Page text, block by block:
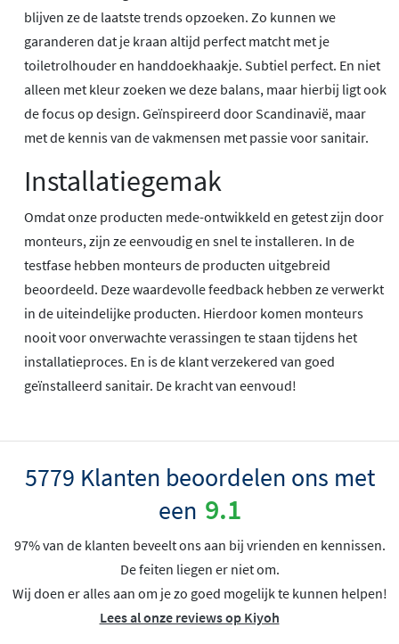
blijven ze de laatste trends opzoeken. Zo kunnen we
garanderen dat je kraan altijd perfect matcht met je
toiletrolhouder en handdoekhaakje. Subtiel perfect. En niet
alleen met kleur zoeken we deze balans, maar hierbij ligt ook
de focus op design. Geïnspireerd door Scandinavië, maar
met de kennis van de vakmensen met passie voor sanitair.
Installatiegemak
Omdat onze producten mede-ontwikkeld en getest zijn door
monteurs, zijn ze eenvoudig en snel te installeren. In de
testfase hebben monteurs de producten uitgebreid
beoordeeld. Deze waardevolle feedback hebben ze verwerkt
in de uiteindelijke producten. Hierdoor komen monteurs
nooit voor onverwachte verassingen te staan tijdens het
installatieproces. En is de klant verzekered van goed
geïnstalleerd sanitair. De kracht van eenvoud!
5779 Klanten beoordelen ons met
een 9.1
97% van de klanten beveelt ons aan bij vrienden en kennissen.
De feiten liegen er niet om.
Wij doen er alles aan om je zo goed mogelijk te kunnen helpen!
Lees al onze reviews op Kiyoh